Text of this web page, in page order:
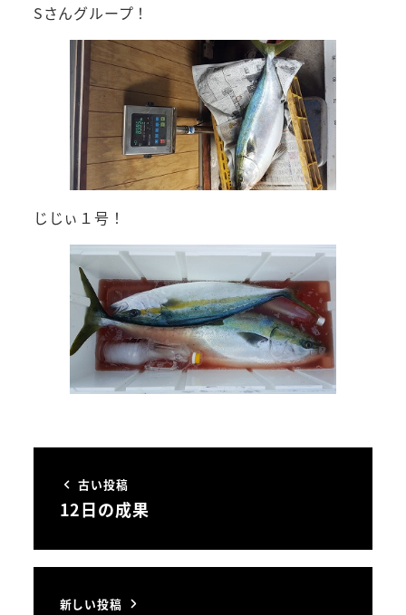
Sさんグループ！
じじぃ１号！
古い投稿
12日の成果
新しい投稿